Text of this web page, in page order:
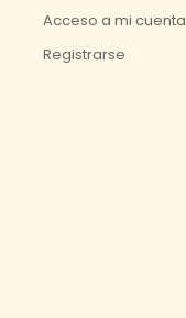
Acceso a mi cuenta
Registrarse